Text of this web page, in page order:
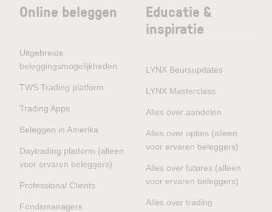
Online beleggen
Uitgebreide
beleggingsmogelijkheden
TWS Trading platform
Trading Apps
Beleggen in Amerika
Daytrading platform (alleen
voor ervaren beleggers)
Professional Clients
Fondsmanagers
Educatie &
inspiratie
LYNX Beursupdates
LYNX Masterclass
Alles over aandelen
Alles over opties (alleen
voor ervaren beleggers)
Alles over futures (alleen
voor ervaren beleggers)
Alles over trading